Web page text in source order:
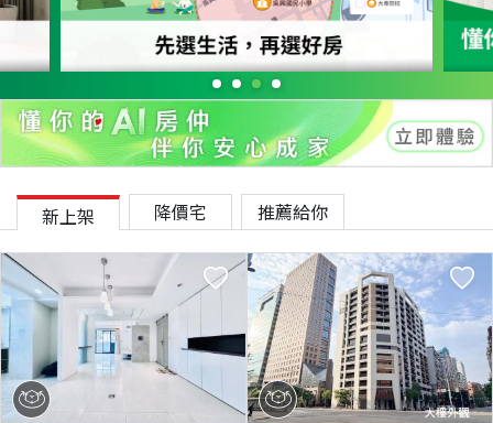
新上架 降價宅 推薦給你